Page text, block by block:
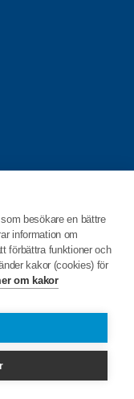
besökare en bättre
information om
förbättra funktioner och
kakor (cookies) för
om kakor